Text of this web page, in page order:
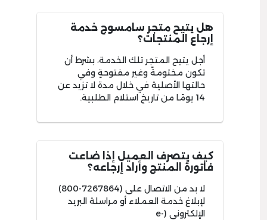
هل يتيح متجر سامسوج خدمة
إرجاع المنتجات؟
أجل يتيح المتجر تلك الخدمة، بشرط أن
تكون مختومةً وغير مفتوحةٍ وفي
حالتها الأصلية في خلال مدة لا تزيد عن
14 يومًا من تاريخ استلام الطلبية.
كيف يتصرف العميل إذا ضاعت
فاتورة المنتج وأراد إرجاعه؟
لا بد من الاتصال على (7267864-800)
لإبلاغ خدمة العملاء أو مراسلة البريد
الإلكتروني (e-